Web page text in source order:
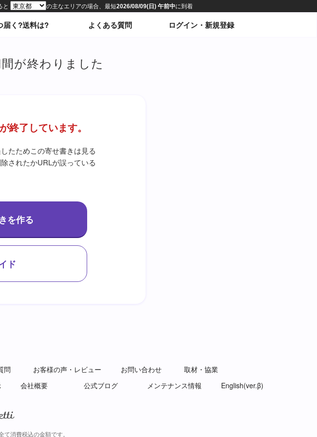
届く?送料は? よくある質問 ログイン・新規登録
が終わりました
終了しています。
たためこの寄せ書きは見る
されたかURLが誤っている
を作る
ド
問 お客様の声・レビュー お問い合わせ
取材・協業
会社概要 公式ブログ メンテナンス情報 English(ver.β)
消費税込の金額です。